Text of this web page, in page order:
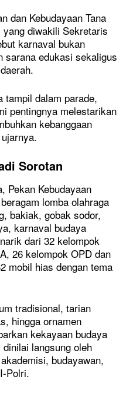
dan Kebudayaan Tana
diwakili Sekretaris
karnaval bukan
sarana edukasi sekaligus
tampil dalam parade,
pentingnya melestarikan
kebanggaan
Sorotan
Pekan Kebudayaan
lomba olahraga
bakiak, gobak sodor,
karnaval budaya
dari 32 kelompok
26 kelompok OPD dan
mobil hias dengan tema
tradisional, tarian
hingga ornamen
kekayaan budaya
langsung oleh
budayawan,
Polri.